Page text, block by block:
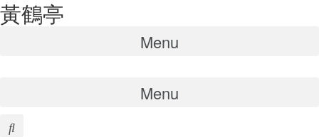
콘텐츠로
건너뛰기
⿈鶴亭
Menu
Menu